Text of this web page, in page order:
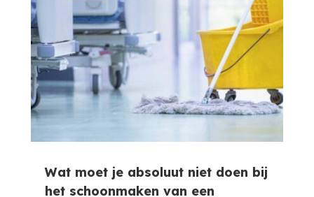
Wat moet je absoluut niet doen bij
het schoonmaken van een